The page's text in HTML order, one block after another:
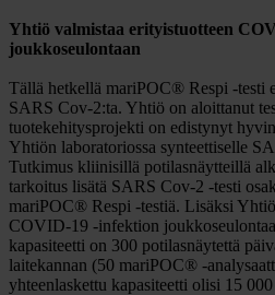
Yhtiö valmistaa erityistuotteen
joukkoseulontaan
Tällä hetkellä mariPOC® Respi -testi
SARS Cov-2:ta. Yhtiö on aloittanut
tuotekehitysprojekti on edistynyt
Yhtiön laboratoriossa synteettiselle
Tutkimus kliinisillä potilasnäytteillä
tarkoitus lisätä SARS Cov-2 -testi
mariPOC® Respi -testiä. Lisäksi
COVID-19 -infektion
kapasiteetti on 300 potilasnäytettä
laitekannan (50 mariPOC® -
yhteenlaskettu kapasiteetti olisi 15 000